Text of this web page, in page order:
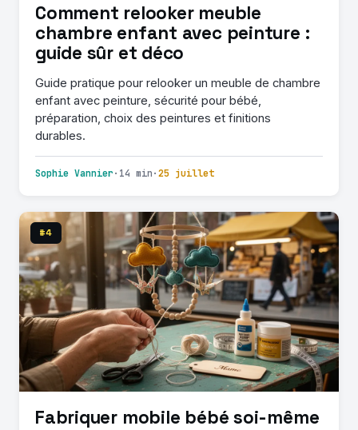
Comment relooker meuble
chambre enfant avec peinture :
guide sûr et déco
Guide pratique pour relooker un meuble de chambre
enfant avec peinture, sécurité pour bébé,
préparation, choix des peintures et finitions
durables.
Sophie Vannier · 14 min · 25 juillet
#4
Fabriquer mobile bébé soi-même